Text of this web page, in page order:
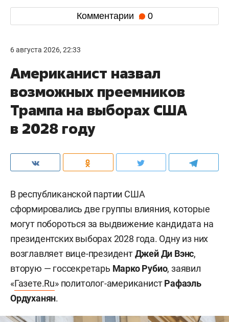
Комментарии 0
6 августа 2026, 22:33
Американист назвал
возможных преемников
Трампа на выборах США
в 2028 году
В республиканской партии США
сформировались две группы влияния, которые
могут побороться за выдвижение кандидата на
президентских выборах 2028 года. Одну из них
возглавляет вице-президентДжей Ди Вэнс,
вторую — госсекретарь Марко Рубио, заявил
«Газете.Ru» политолог-американистРафаэль
Ордуханян.